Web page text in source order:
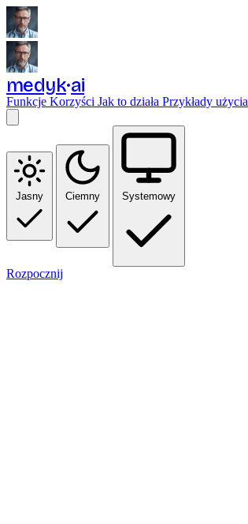
medyk ai
Funkcje Korzyści Jak to działa Przykłady użycia
Jasny Ciemny Systemowy
Rozpocznij